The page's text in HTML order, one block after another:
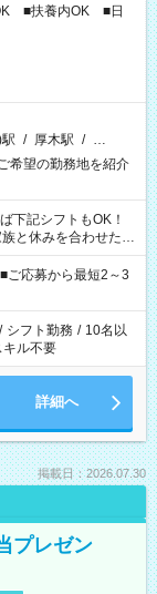
■扶養内OK ■日
/ 厚木駅 / …
希望の勤務地を紹介
「できれば残業はし
ク希望
、もう1つのお仕事
は応募できません。
ご応募から最短2～3
/ シフト勤務 / 10名以
キル不要
詳細へ
掲載日：2026.07.30
プレゼン